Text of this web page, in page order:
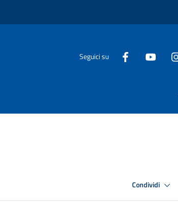
Seguici su
Condividi